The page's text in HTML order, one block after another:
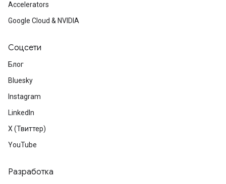
Accelerators
Google Cloud & NVIDIA
Соцсети
Блог
Bluesky
Instagram
LinkedIn
X (Твиттер)
YouTube
Разработка